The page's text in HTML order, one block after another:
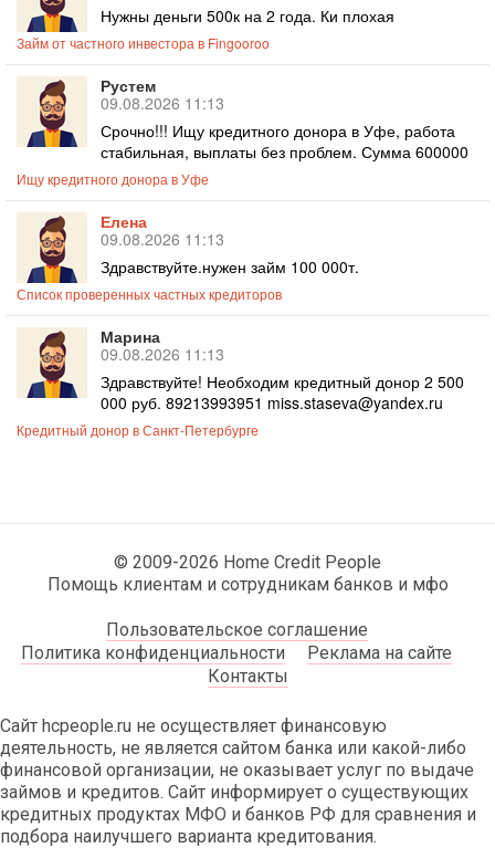
Нужны деньги 500к на 2 года. Ки плохая
Займ от частного инвестора в Fingooroo
Рустем
09.08.2026 11:13
Срочно!!! Ищу кредитного донора в Уфе, работа
стабильная, выплаты без проблем. Сумма 600000
Ищу кредитного донора в Уфе
Елена
09.08.2026 11:13
Здравствуйте.нужен займ 100 000т.
Список проверенных частных кредиторов
Марина
09.08.2026 11:13
Здравствуйте! Необходим кредитный донор 2 500
000 руб. 89213993951 miss.staseva@yandex.ru
Кредитный донор в Санкт-Петербурге
© 2009-2026 Home Credit People
Помощь клиентам и сотрудникам банков и мфо
Пользовательское соглашение
Политика конфиденциальности
Реклама на сайте
Контакты
Сайт hcpeople.ru не осуществляет финансовую
деятельность, не является сайтом банка или какой-либо
финансовой организации, не оказывает услуг по выдаче
займов и кредитов. Сайт информирует о существующих
кредитных продуктах МФО и банков РФ для сравнения и
подбора наилучшего варианта кредитования.